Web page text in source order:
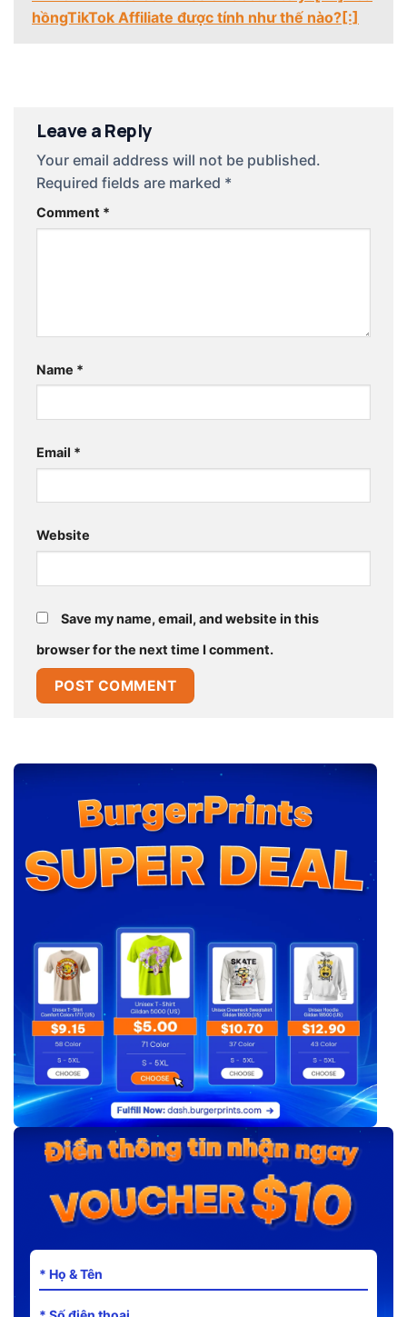
hồngTikTok Affiliate được tính như thế nào?[:]
Leave a Reply
Your email address will not be published.
Required fields are marked *
Comment *
Name *
Email *
Website
Save my name, email, and website in this
browser for the next time I comment.